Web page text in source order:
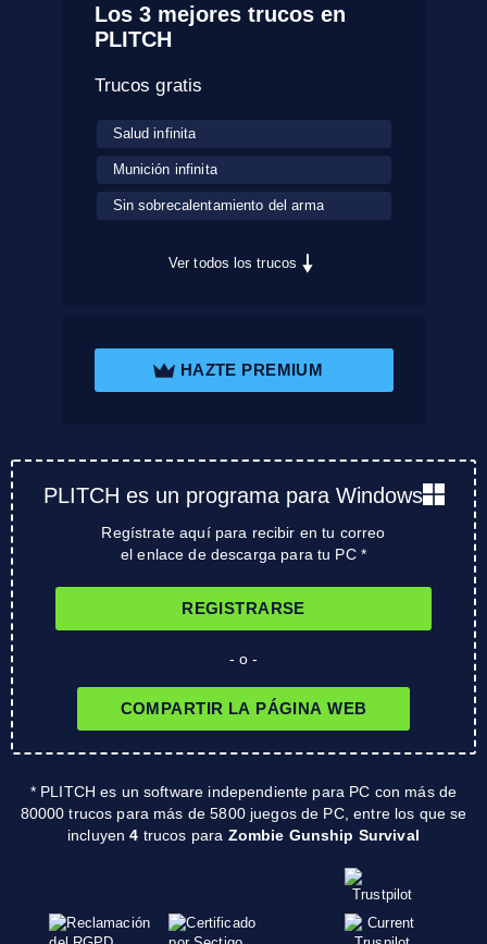
Los 3 mejores trucos en
PLITCH
Trucos gratis
Salud infinita
Munición infinita
Sin sobrecalentamiento del arma
Ver todos los trucos
HAZTE PREMIUM
PLITCH es un programa para Windows
Regístrate aquí para recibir en tu correo
el enlace de descarga para tu PC *
REGISTRARSE
- o -
COMPARTIR LA PÁGINA WEB
* PLITCH es un software independiente para PC con más de
80000 trucos para más de 5800 juegos de PC, entre los que se
incluyen4 trucos para Zombie Gunship Survival